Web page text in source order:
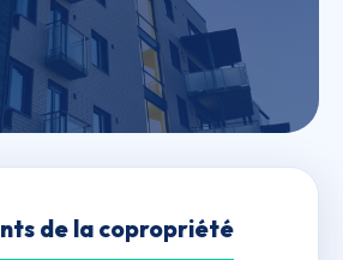
de la copropriété